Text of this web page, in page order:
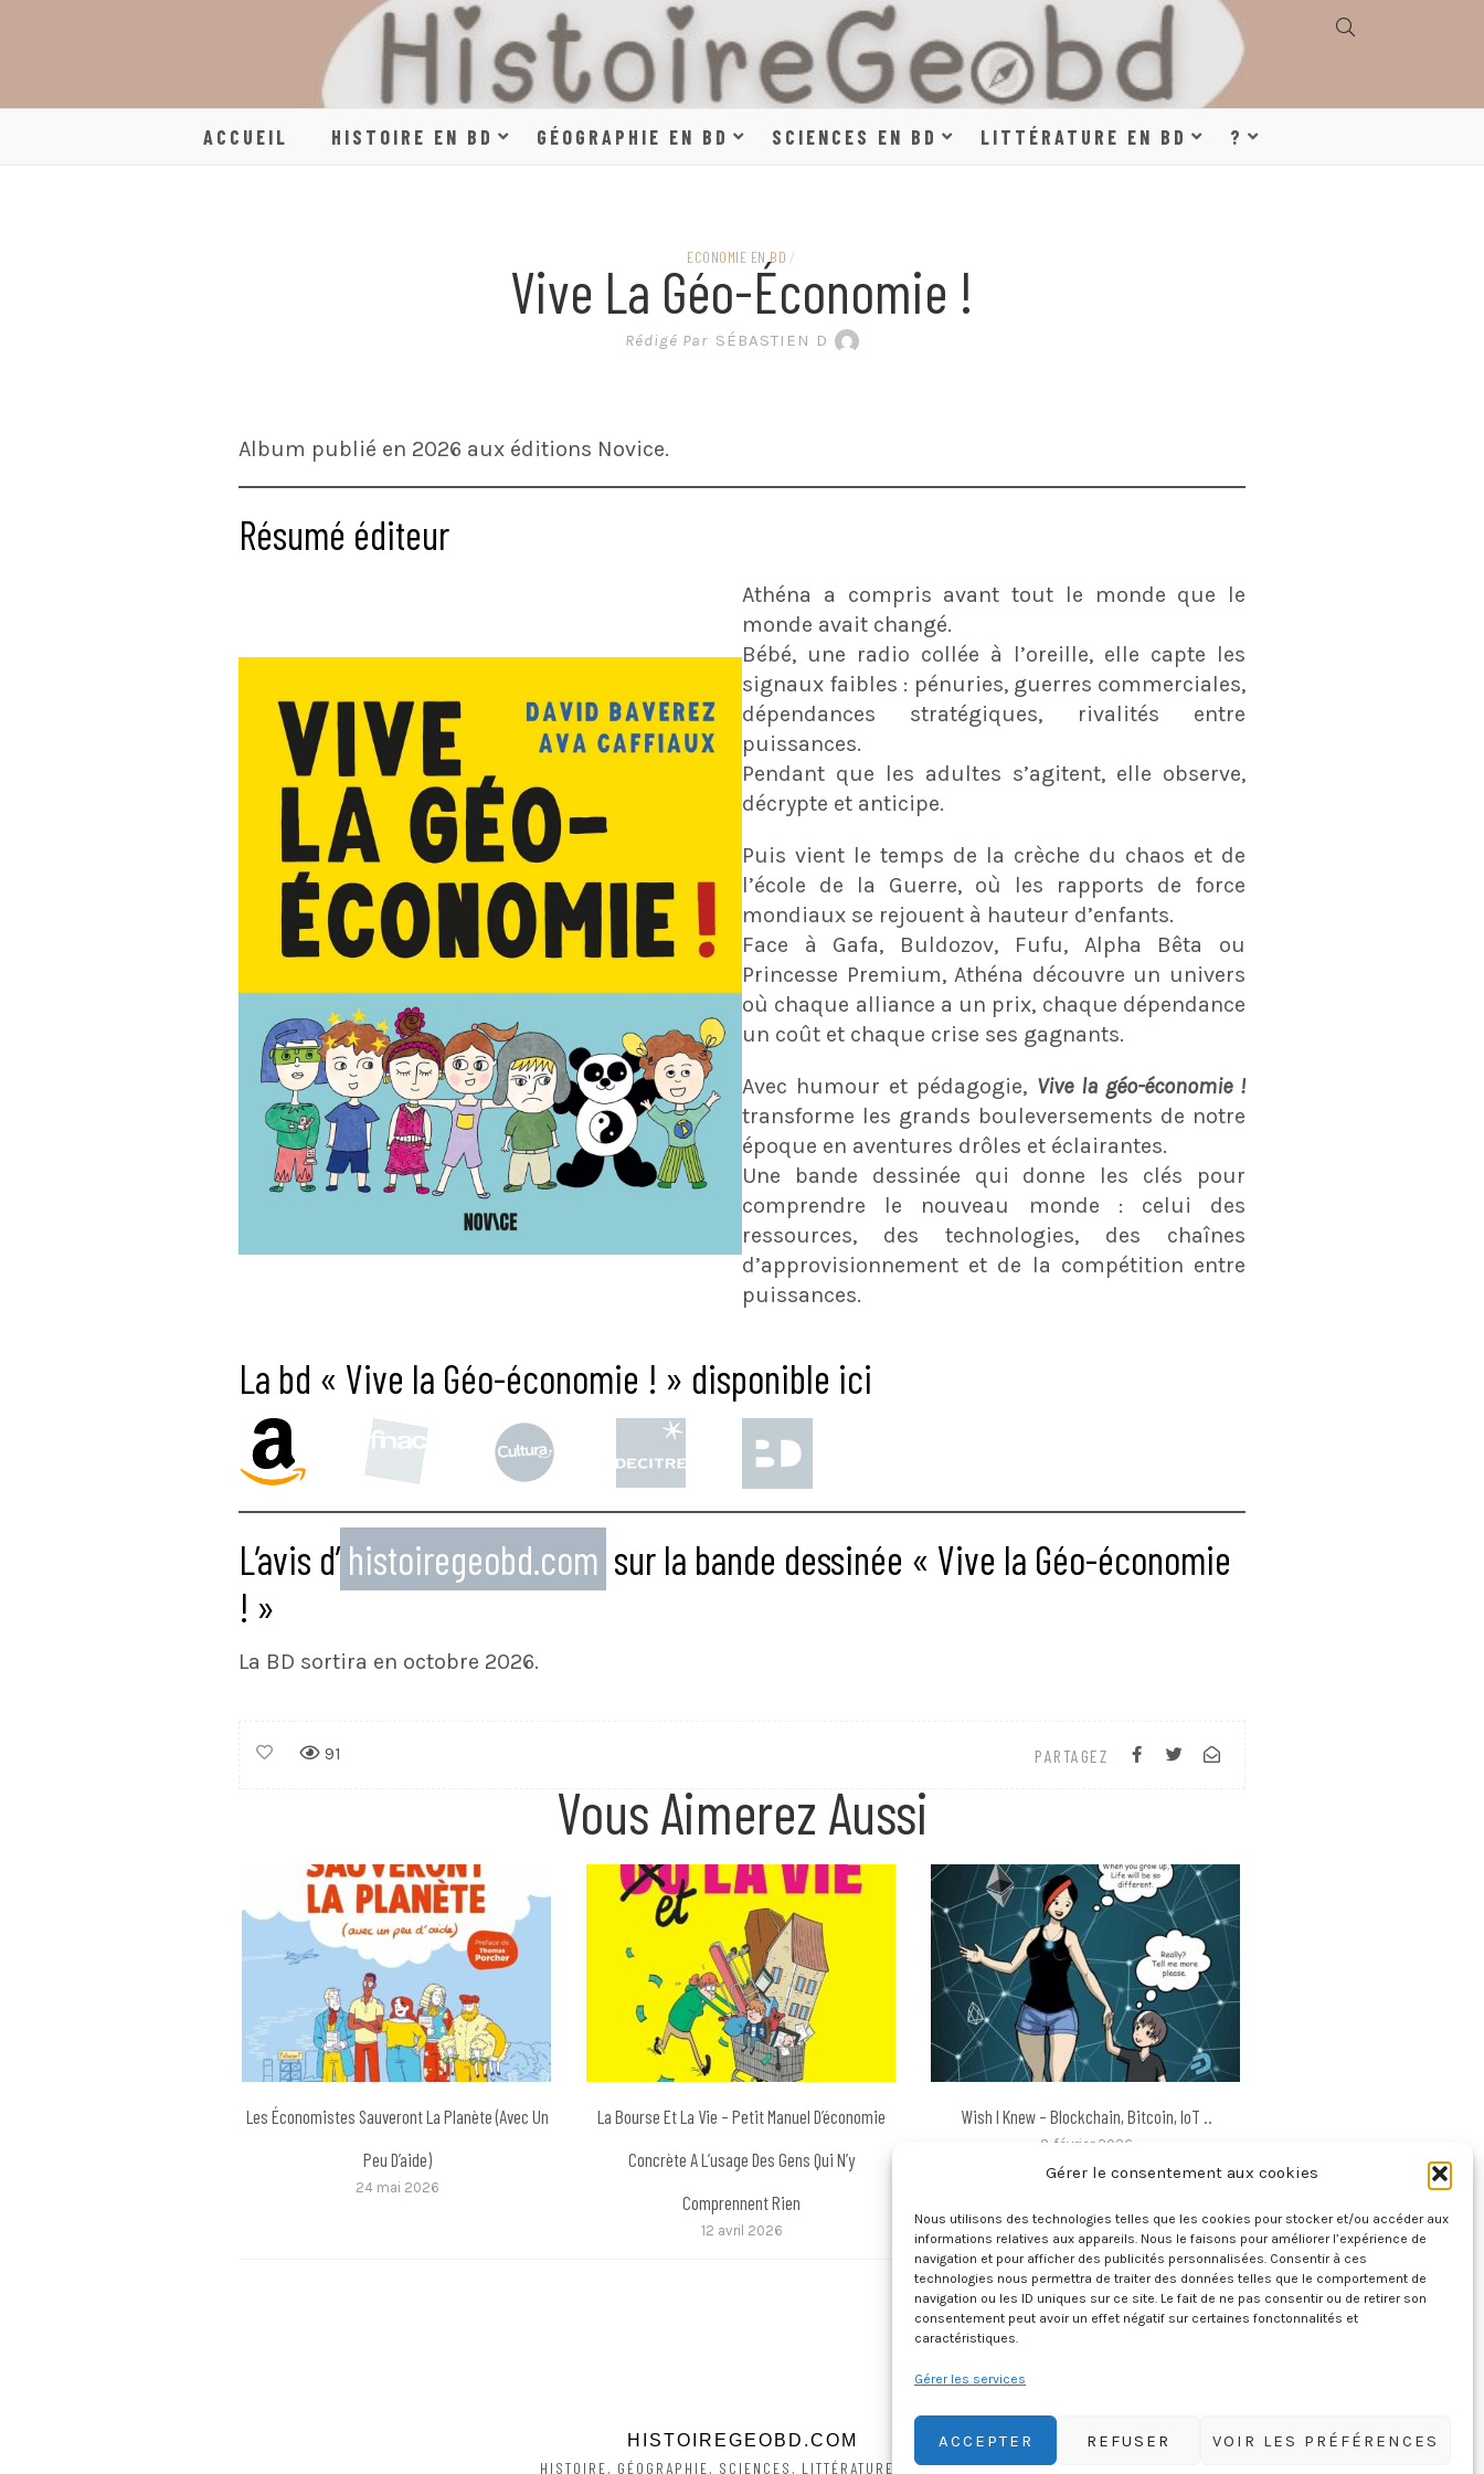
Gérer le consentement aux cookies
Nous utilisons des technologies telles que les cookies pour stocker et/ou accéder aux
informations relatives aux appareils. Nous le faisons pour améliorer l’expérience de
navigation et pour afficher des publicités personnalisées. Consentir à ces
technologies nous permettra de traiter des données telles que le comportement de
navigation ou les ID uniques sur ce site. Le fait de ne pas consentir ou de retirer son
consentement peut avoir un effet négatif sur certaines fonctonnalités et
caractéristiques.
Gérer les services
ACCEPTER REFUSER VOIR LES PRÉFÉRENCES
HISTOIRE, GÉOGRAPHIE,
SCIENCES, LITTÉRATURE
EN BANDE DESSINÉE
ACCUEIL HISTOIRE EN BD GÉOGRAPHIE EN BD SCIENCES EN BD LITTÉRATURE EN BD ?
ECONOMIE EN BD /
Vive La Géo-Économie !
Rédigé Par SÉBASTIEN D
Album publié en 2026 aux éditions Novice.
Résumé éditeur
Athéna a compris avant tout le monde que le
monde avait changé.
Bébé, une radio collée à l’oreille, elle capte les
signaux faibles : pénuries, guerres commerciales,
dépendances stratégiques, rivalités entre
puissances.
Pendant que les adultes s’agitent, elle observe,
décrypte et anticipe.
Puis vient le temps de la crèche du chaos et de
l’école de la Guerre, où les rapports de force
mondiaux se rejouent à hauteur d’enfants.
Face à Gafa, Buldozov, Fufu, Alpha Bêta ou
Princesse Premium, Athéna découvre un univers
où chaque alliance a un prix, chaque dépendance
un coût et chaque crise ses gagnants.
Avec humour et pédagogie, Vive la géo-économie !
transforme les grands bouleversements de notre
époque en aventures drôles et éclairantes.
Une bande dessinée qui donne les clés pour
comprendre le nouveau monde : celui des
ressources, des technologies, des chaînes
d’approvisionnement et de la compétition entre
puissances.
La bd « Vive la Géo-économie ! » disponible ici
L’avis d’ histoiregeobd.com sur la bande dessinée « Vive la Géo-économie
! »
La BD sortira en octobre 2026.
PARTAGEZ
91
Vous Aimerez Aussi
Les Économistes Sauveront La Planète (avec Un
Peu D’aide)
24 mai 2026
La Bourse Et La Vie – Petit Manuel D’économie
Concrète A L’usage Des Gens Qui N’y
Comprennent Rien
12 avril 2026
Wish I Knew – Blockchain, Bitcoin, IoT ..
8 février 2026
HISTOIREGEOBD.COM
HISTOIRE, GÉOGRAPHIE, SCIENCES, LITTÉRATURE EN BD